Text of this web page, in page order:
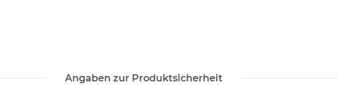
Angaben zur Produktsicherheit